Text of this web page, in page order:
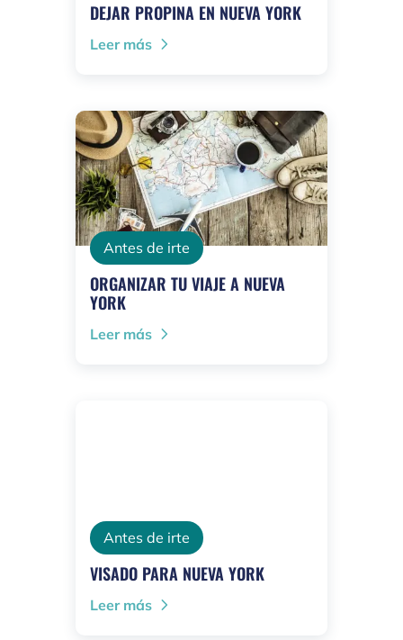
DEJAR PROPINA EN NUEVA YORK
Leer más
Antes de irte
ORGANIZAR TU VIAJE A NUEVA
YORK
Leer más
Antes de irte
VISADO PARA NUEVA YORK
Leer más